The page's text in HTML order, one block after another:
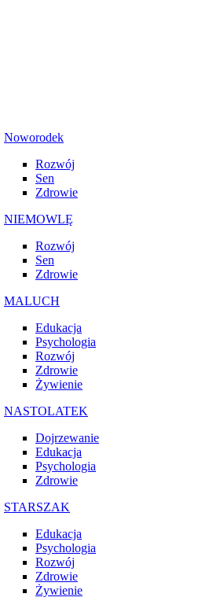
Noworodek
Rozwój
Sen
Zdrowie
NIEMOWLĘ
Rozwój
Sen
Zdrowie
MALUCH
Edukacja
Psychologia
Rozwój
Zdrowie
Żywienie
NASTOLATEK
Dojrzewanie
Edukacja
Psychologia
Zdrowie
STARSZAK
Edukacja
Psychologia
Rozwój
Zdrowie
Żywienie